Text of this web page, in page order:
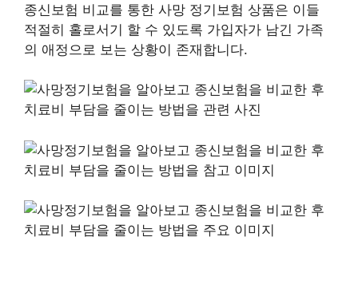
종신보험 비교를 통한 사망 정기보험 상품은 이들
적절히 홀로서기 할 수 있도록 가입자가 남긴 가족
의 애정으로 보는 상황이 존재합니다.